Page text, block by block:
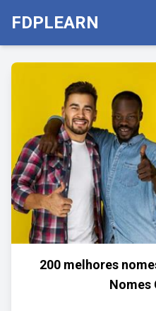
FDPLEARN
200 melhores
Nomes